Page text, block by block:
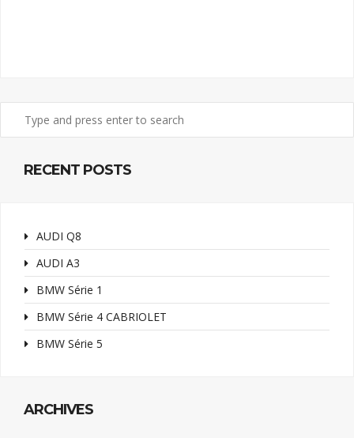
RECENT POSTS
AUDI Q8
AUDI A3
BMW Série 1
BMW Série 4 CABRIOLET
BMW Série 5
ARCHIVES